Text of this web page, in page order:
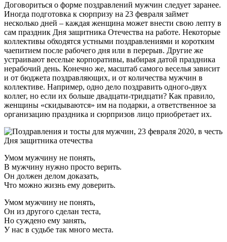
Договориться о форме поздравлений мужчин следует заранее.
Иногда подготовка к сюрпризу на 23 февраля займет
несколько дней – каждая женщина может внести свою лепту в
сам праздник Дня защитника Отечества на работе. Некоторые
коллективы обходятся устными поздравлениями и коротким
чаепитием после рабочего дня или в перерыв. Другие же
устраивают веселые корпоративы, выбирая датой праздника
нерабочий день. Конечно же, масштаб самого веселья зависит
и от бюджета поздравляющих, и от количества мужчин в
коллективе. Например, одно дело поздравить одного-двух
коллег, но если их больше двадцати-тридцати? Как правило,
женщины «скидываются» им на подарки, а ответственное за
организацию праздника и сюрпризов лицо приобретает их.
Умом мужчину не понять,
В мужчину нужно просто верить.
Он должен делом доказать,
Что можно жизнь ему доверить.
Умом мужчину не понять,
Он из другого сделан теста,
Но суждено ему занять,
У нас в судьбе так много места.